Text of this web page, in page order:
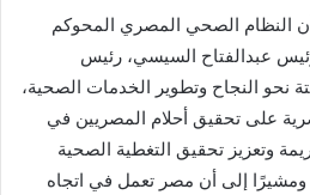
النظام الصحي المصري المحوكم
عبدالفتاح السيسي، رئيس
نحو النجاح وتطوير الخدمات الصحية،
على تحقيق أحلام المصريين في
وتعزيز تحقيق التغطية الصحية
إلى أن مصر تعمل في اتجاه